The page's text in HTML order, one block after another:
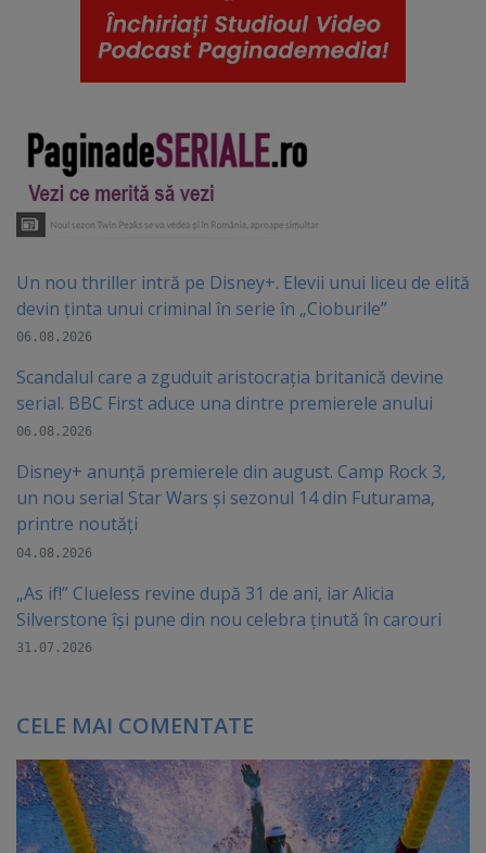
Un nou thriller intră pe Disney+. Elevii unui liceu de elită
devin ținta unui criminal în serie în „Cioburile”
06.08.2026
Scandalul care a zguduit aristocrația britanică devine
serial. BBC First aduce una dintre premierele anului
06.08.2026
Disney+ anunță premierele din august. Camp Rock 3,
un nou serial Star Wars și sezonul 14 din Futurama,
printre noutăți
04.08.2026
„As if!” Clueless revine după 31 de ani, iar Alicia
Silverstone își pune din nou celebra ținută în carouri
31.07.2026
CELE MAI COMENTATE